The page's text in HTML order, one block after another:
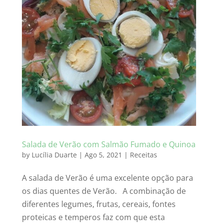
Salada de Verão com Salmão Fumado e Quinoa
by Lucília Duarte | Ago 5, 2021 | Receitas
A salada de Verão é uma excelente opção para
os dias quentes de Verão. A combinação de
diferentes legumes, frutas, cereais, fontes
proteicas e temperos faz com que esta